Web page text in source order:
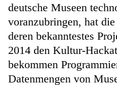
deutsche Museen
voranzubringen, hat
deren bekanntestes
2014 den Kultur-
bekommen
Datenmengen von